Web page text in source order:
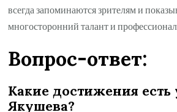
всегда запоминаются зрителям и
многосторонний талант и
Вопрос-ответ:
Какие достижения есть
Якушева?